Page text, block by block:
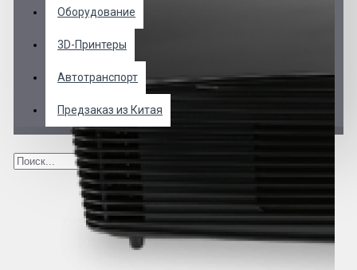
Оборудование
3D-Принтеры
Автотранспорт
Предзаказ из Китая